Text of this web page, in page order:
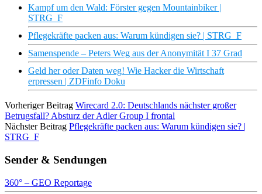
Kampf um den Wald: Förster gegen Mountainbiker |
STRG_F
Pflegekräfte packen aus: Warum kündigen sie? | STRG_F
Samenspende – Peters Weg aus der Anonymität I 37 Grad
Geld her oder Daten weg! Wie Hacker die Wirtschaft
erpressen | ZDFinfo Doku
Vorheriger Beitrag Wirecard 2.0: Deutschlands nächster großer
Betrugsfall? Absturz der Adler Group I frontal
Nächster Beitrag Pflegekräfte packen aus: Warum kündigen sie? |
STRG_F
Sender & Sendungen
360° – GEO Reportage